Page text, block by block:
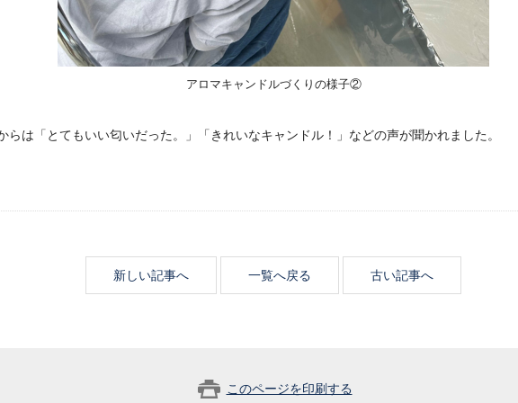
アロマキャンドルづくりの様子②
らは「とてもいい匂いだった。」「きれいなキャンドル！」などの声が聞かれました。
新しい記事へ 一覧へ戻る 古い記事へ
このページを印刷する